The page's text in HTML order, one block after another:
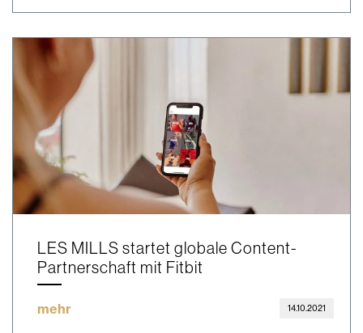
LES MILLS startet globale Content-
Partnerschaft mit Fitbit
mehr 14.10.2021